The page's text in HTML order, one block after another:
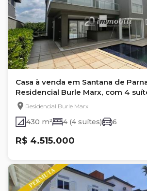
Casa à venda em Santana de
Residencial Burle Marx, com 4
m²Residencial Burle Marx
430 m² 4 (4 suítes) 6
R$ 4.515.000